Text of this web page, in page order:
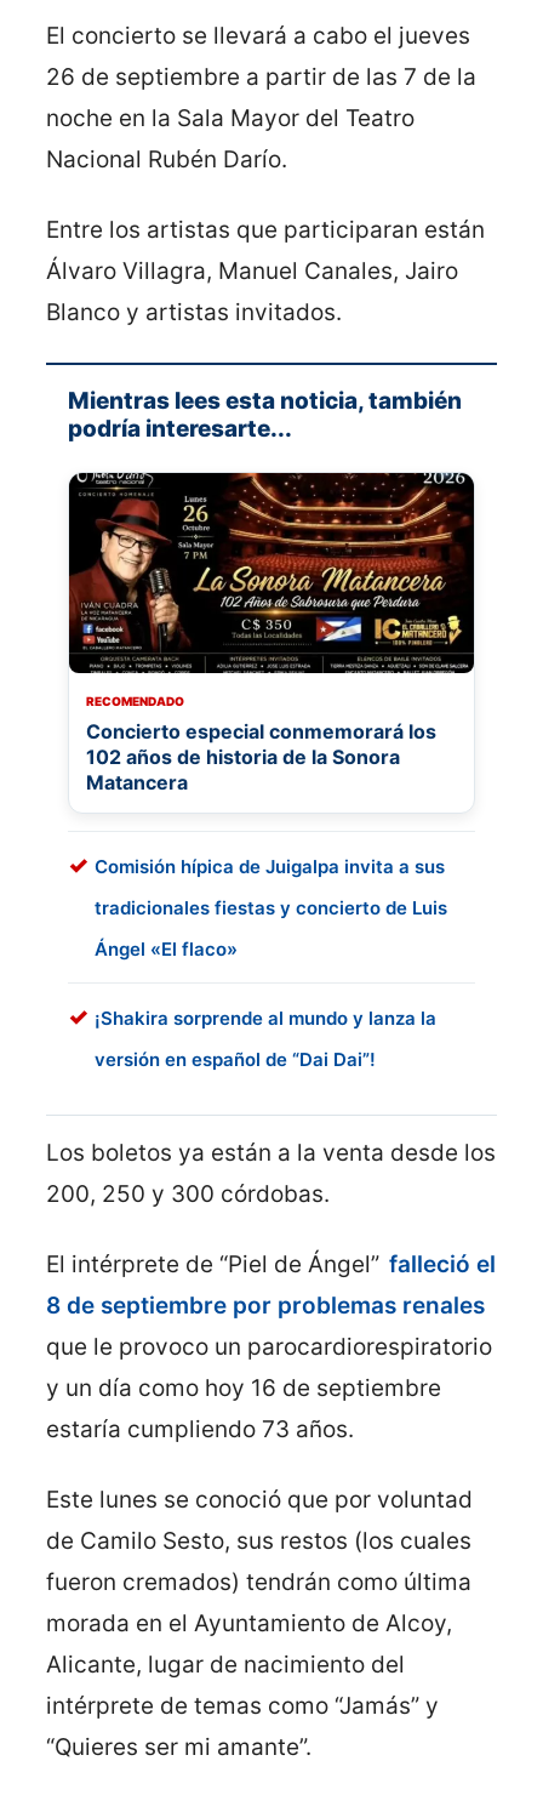
El concierto se llevará a cabo el jueves
26 de septiembre a partir de las 7 de la
noche en la Sala Mayor del Teatro
Nacional Rubén Darío.
Entre los artistas que participaran están
Álvaro Villagra, Manuel Canales, Jairo
Blanco y artistas invitados.
Mientras lees esta noticia, también
podría interesarte...
RECOMENDADO
Concierto especial conmemorará los
102 años de historia de la Sonora
Matancera
Comisión hípica de Juigalpa invita a sus
tradicionales fiestas y concierto de Luis
Ángel «El flaco»
¡Shakira sorprende al mundo y lanza la
versión en español de “Dai Dai”!
Los boletos ya están a la venta desde los
200, 250 y 300 córdobas.
El intérprete de “Piel de Ángel” falleció el
8 de septiembre por problemas renales
que le provoco un parocardiorespiratorio
y un día como hoy 16 de septiembre
estaría cumpliendo 73 años.
Este lunes se conoció que por voluntad
de Camilo Sesto, sus restos (los cuales
fueron cremados) tendrán como última
morada en el Ayuntamiento de Alcoy,
Alicante, lugar de nacimiento del
intérprete de temas como “Jamás” y
“Quieres ser mi amante”.